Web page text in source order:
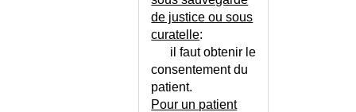
INSUFFISANCE DE LA VALVULE
INSUFFISANCE MEDULLAIRE
INSUFFISANCE MITRALE
de justice ou sous
curatelle:
il faut obtenir le
consentement du
patient.
Pour un patient